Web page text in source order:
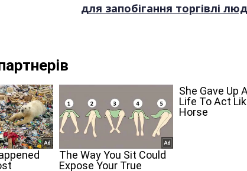
для запобігання торгівлі